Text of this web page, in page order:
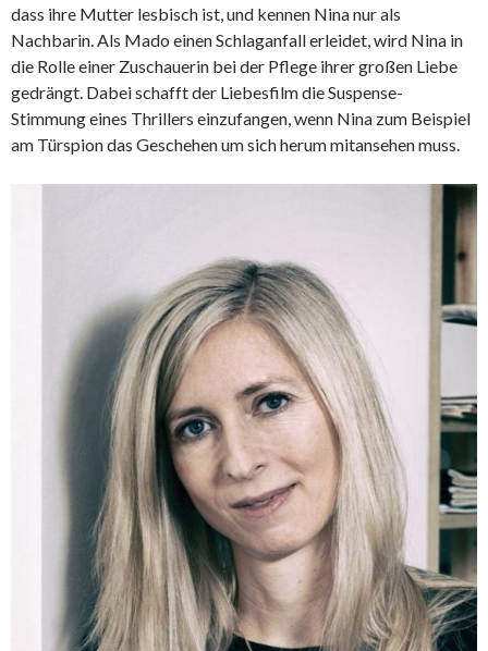
dass ihre Mutter lesbisch ist, und kennen Nina nur als
Nachbarin. Als Mado einen Schlaganfall erleidet, wird Nina in
die Rolle einer Zuschauerin bei der Pflege ihrer großen Liebe
gedrängt. Dabei schafft der Liebesfilm die Suspense-
Stimmung eines Thrillers einzufangen, wenn Nina zum Beispiel
am Türspion das Geschehen um sich herum mitansehen muss.